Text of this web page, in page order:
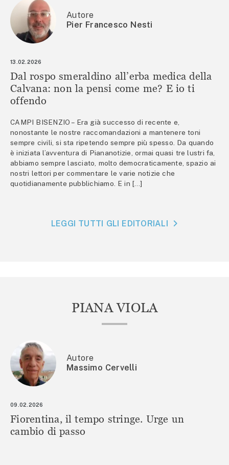
Autore
Pier Francesco Nesti
13.02.2026
Dal rospo smeraldino all’erba medica della
Calvana: non la pensi come me? E io ti
offendo
CAMPI BISENZIO – Era già successo di recente e,
nonostante le nostre raccomandazioni a mantenere toni
sempre civili, si sta ripetendo sempre più spesso. Da quando
è iniziata l’avventura di Piananotizie, ormai quasi tre lustri fa,
abbiamo sempre lasciato, molto democraticamente, spazio ai
nostri lettori per commentare le varie notizie che
quotidianamente pubblichiamo. E in […]
LEGGI TUTTI GLI EDITORIALI
PIANA VIOLA
Autore
Massimo Cervelli
09.02.2026
Fiorentina, il tempo stringe. Urge un
cambio di passo